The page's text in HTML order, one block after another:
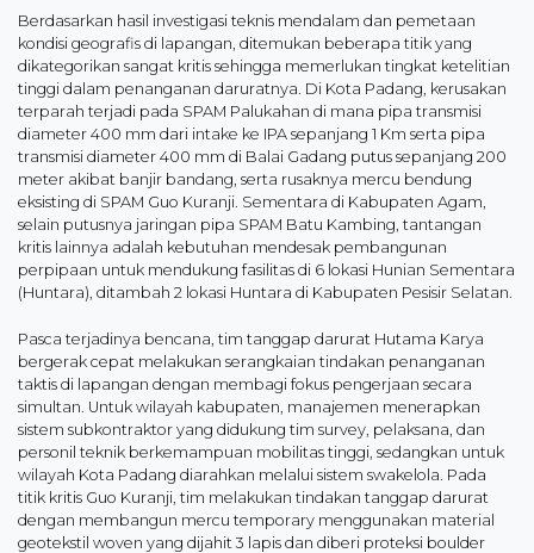
Berdasarkan hasil investigasi teknis mendalam dan pemetaan
kondisi geografis di lapangan, ditemukan beberapa titik yang
dikategorikan sangat kritis sehingga memerlukan tingkat ketelitian
tinggi dalam penanganan daruratnya. Di Kota Padang, kerusakan
terparah terjadi pada SPAM Palukahan di mana pipa transmisi
diameter 400 mm dari intake ke IPA sepanjang 1 Km serta pipa
transmisi diameter 400 mm di Balai Gadang putus sepanjang 200
meter akibat banjir bandang, serta rusaknya mercu bendung
eksisting di SPAM Guo Kuranji. Sementara di Kabupaten Agam,
selain putusnya jaringan pipa SPAM Batu Kambing, tantangan
kritis lainnya adalah kebutuhan mendesak pembangunan
perpipaan untuk mendukung fasilitas di 6 lokasi Hunian Sementara
(Huntara), ditambah 2 lokasi Huntara di Kabupaten Pesisir Selatan.
Pasca terjadinya bencana, tim tanggap darurat Hutama Karya
bergerak cepat melakukan serangkaian tindakan penanganan
taktis di lapangan dengan membagi fokus pengerjaan secara
simultan. Untuk wilayah kabupaten, manajemen menerapkan
sistem subkontraktor yang didukung tim survey, pelaksana, dan
personil teknik berkemampuan mobilitas tinggi, sedangkan untuk
wilayah Kota Padang diarahkan melalui sistem swakelola. Pada
titik kritis Guo Kuranji, tim melakukan tindakan tanggap darurat
dengan membangun mercu temporary menggunakan material
geotekstil woven yang dijahit 3 lapis dan diberi proteksi boulder